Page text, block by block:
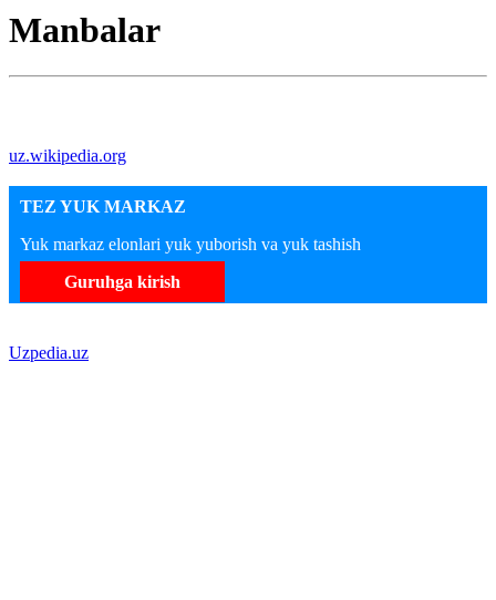
Manbalar
uz.wikipedia.org
TEZ YUK MARKAZ
Yuk markaz elonlari yuk yuborish va yuk tashish
Guruhga kirish
Uzpedia.uz